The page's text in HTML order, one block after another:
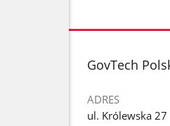
stopka
GovTech
ADRES
ul. Królewska 27